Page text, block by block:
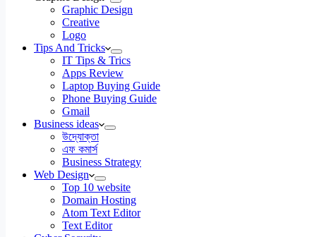
Graphic Design
Creative
Logo
Tips And Tricks
IT Tips & Trics
Apps Review
Laptop Buying Guide
Phone Buying Guide
Gmail
Business ideas
উদ্যোক্তা
এফ কমার্স
Business Strategy
Web Design
Top 10 website
Domain Hosting
Atom Text Editor
Text Editor